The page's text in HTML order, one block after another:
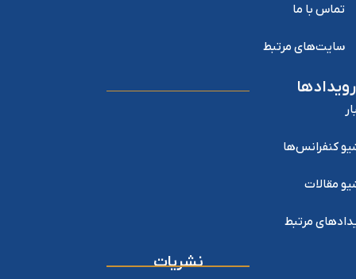
تماس با ما
سایت‌های مرتبط
رویدادها
کنفرانس‌ها
مقالات
مرتبط
نشریات